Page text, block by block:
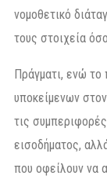
νομοθετικό
τους στοιχεία
Πράγματι, ενώ
υποκείμενων
τις
εισοδήματος,
που οφείλουν να